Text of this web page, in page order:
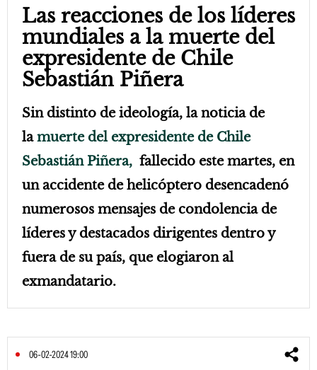
Las reacciones de los líderes
mundiales a la muerte del
expresidente de Chile
Sebastián Piñera
Sin distinto de ideología, la noticia de
lamuerte del expresidente de Chile
Sebastián Piñera, fallecido este martes, en
un accidente de helicóptero desencadenó
numerosos mensajes de condolencia de
líderes y destacados dirigentes dentro y
fuera de su país, que elogiaron al
exmandatario.
06-02-2024 19:00